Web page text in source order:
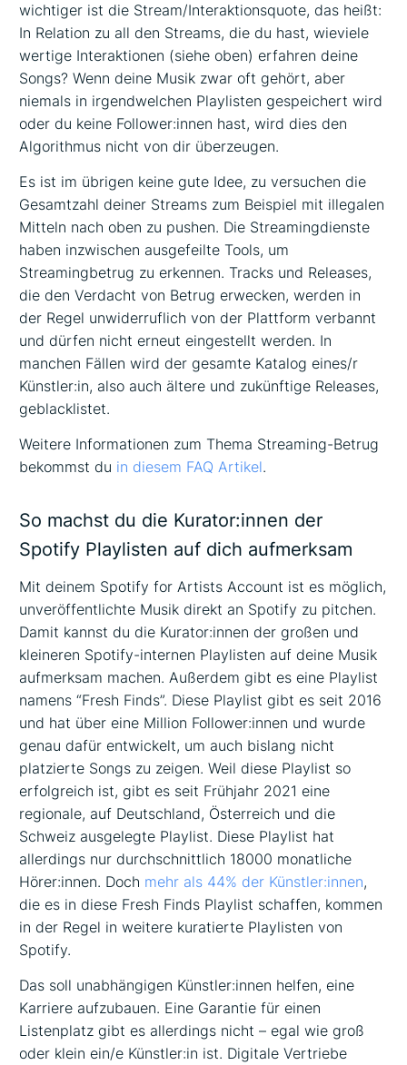
wichtiger ist die Stream/Interaktionsquote, das heißt:
In Relation zu all den Streams, die du hast, wieviele
wertige Interaktionen (siehe oben) erfahren deine
Songs? Wenn deine Musik zwar oft gehört, aber
niemals in irgendwelchen Playlisten gespeichert wird
oder du keine Follower:innen hast, wird dies den
Algorithmus nicht von dir überzeugen.
Es ist im übrigen keine gute Idee, zu versuchen die
Gesamtzahl deiner Streams zum Beispiel mit illegalen
Mitteln nach oben zu pushen. Die Streamingdienste
haben inzwischen ausgefeilte Tools, um
Streamingbetrug zu erkennen. Tracks und Releases,
die den Verdacht von Betrug erwecken, werden in
der Regel unwiderruflich von der Plattform verbannt
und dürfen nicht erneut eingestellt werden. In
manchen Fällen wird der gesamte Katalog eines/r
Künstler:in, also auch ältere und zukünftige Releases,
geblacklistet.
Weitere Informationen zum Thema Streaming-Betrug
bekommst du in diesem FAQ Artikel.
So machst du die Kurator:innen der
Spotify Playlisten auf dich aufmerksam
Mit deinem Spotify for Artists Account ist es möglich,
unveröffentlichte Musik direkt an Spotify zu pitchen.
Damit kannst du die Kurator:innen der großen und
kleineren Spotify-internen Playlisten auf deine Musik
aufmerksam machen. Außerdem gibt es eine Playlist
namens “Fresh Finds”. Diese Playlist gibt es seit 2016
und hat über eine Million Follower:innen und wurde
genau dafür entwickelt, um auch bislang nicht
platzierte Songs zu zeigen. Weil diese Playlist so
erfolgreich ist, gibt es seit Frühjahr 2021 eine
regionale, auf Deutschland, Österreich und die
Schweiz ausgelegte Playlist. Diese Playlist hat
allerdings nur durchschnittlich 18000 monatliche
Hörer:innen. Doch mehr als 44% der Künstler:innen,
die es in diese Fresh Finds Playlist schaffen, kommen
in der Regel in weitere kuratierte Playlisten von
Spotify.
Das soll unabhängigen Künstler:innen helfen, eine
Karriere aufzubauen. Eine Garantie für einen
Listenplatz gibt es allerdings nicht – egal wie groß
oder klein ein/e Künstler:in ist. Digitale Vertriebe